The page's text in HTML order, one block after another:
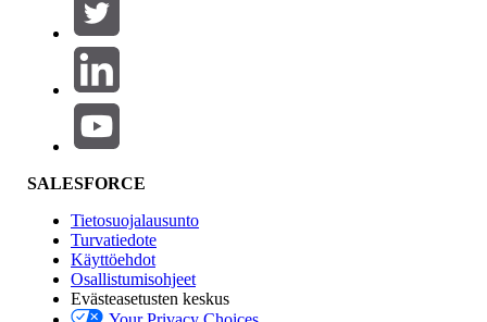
Tuotealue
Ominaisuuden vaikutus
SALESFORCE
Tietosuojalausunto
Turvatiedote
Käyttöehdot
Osallistumisohjeet
Evästeasetusten keskus